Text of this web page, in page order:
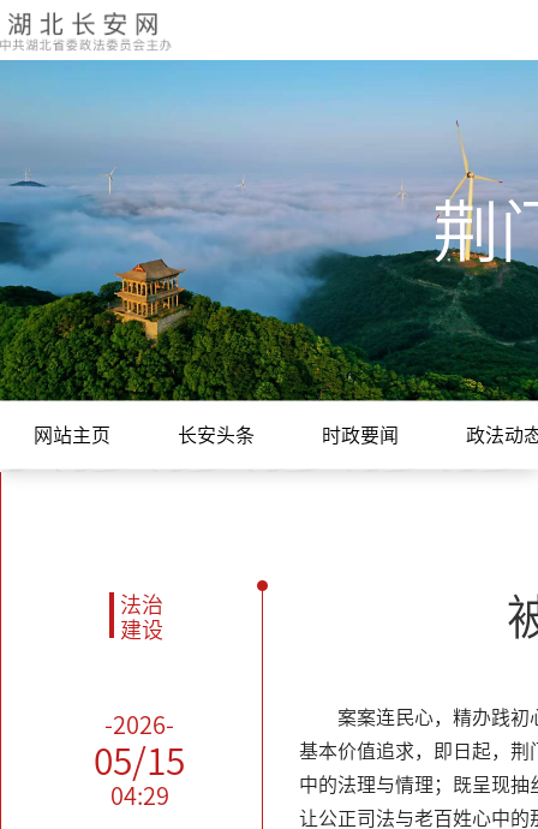
荆
网站主页 长安头条 时政要闻 政法动
法治
建设
-2026-
05/15
04:29
案案连民心，精办践
基本价值追求，即日起，
中的法理与情理；既呈现
让公正司法与老百姓心中